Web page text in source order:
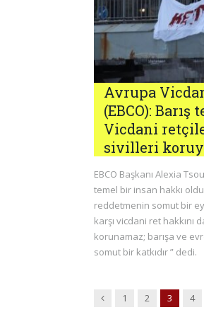
Avrupa
(EBCO): Barış
Vicdani
sivilleri
EBCO Başkanı Alexia
temel bir insan hakkı
reddetmenin somut bir
karşı vicdani ret hakkını
korunamaz; barışa ve
somut bir katkıdır ” dedi.
Previous
1 2 3 4